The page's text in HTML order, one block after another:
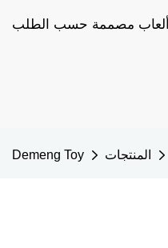
Demeng Toy المنتجات